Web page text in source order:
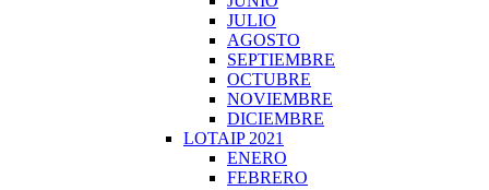
JULIO
AGOSTO
SEPTIEMBRE
OCTUBRE
NOVIEMBRE
DICIEMBRE
LOTAIP 2021
ENERO
FEBRERO